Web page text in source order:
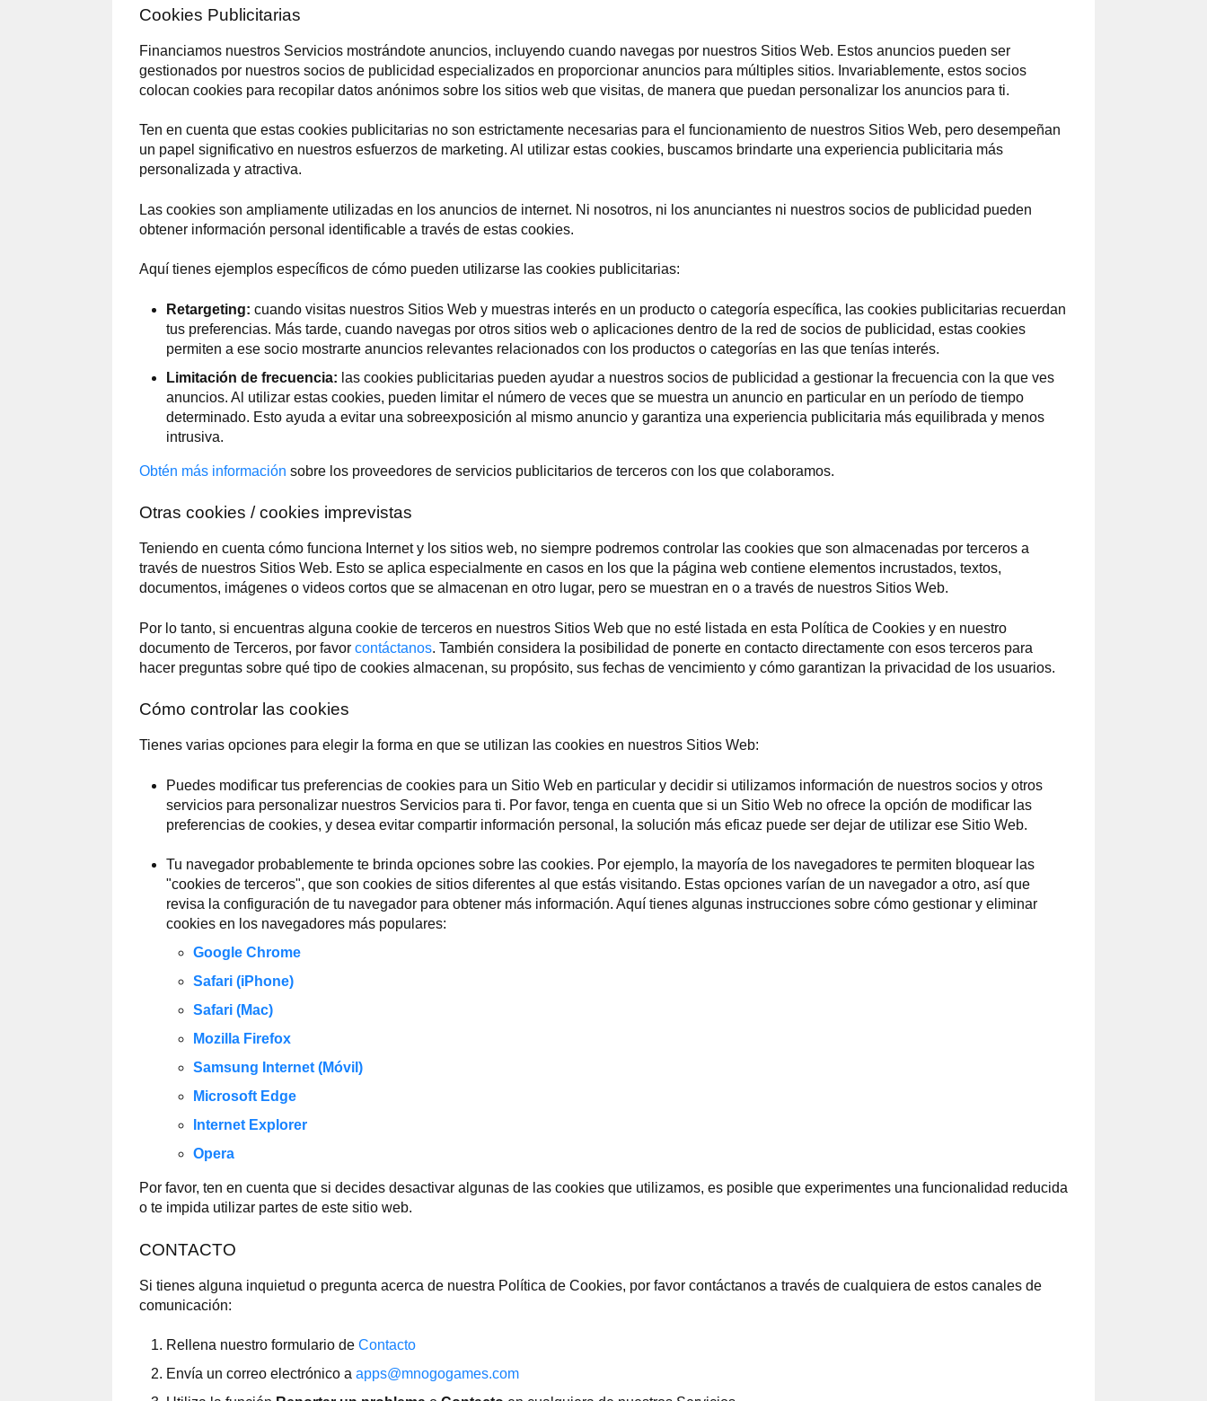
Cookies Publicitarias
Financiamos nuestros Servicios mostrándote anuncios, incluyendo cuando navegas por nuestros Sitios Web. Estos anuncios pueden ser
gestionados por nuestros socios de publicidad especializados en proporcionar anuncios para múltiples sitios. Invariablemente, estos socios
colocan cookies para recopilar datos anónimos sobre los sitios web que visitas, de manera que puedan personalizar los anuncios para ti.
Ten en cuenta que estas cookies publicitarias no son estrictamente necesarias para el funcionamiento de nuestros Sitios Web, pero desempeñan
un papel significativo en nuestros esfuerzos de marketing. Al utilizar estas cookies, buscamos brindarte una experiencia publicitaria más
personalizada y atractiva.
Las cookies son ampliamente utilizadas en los anuncios de internet. Ni nosotros, ni los anunciantes ni nuestros socios de publicidad pueden
obtener información personal identificable a través de estas cookies.
Aquí tienes ejemplos específicos de cómo pueden utilizarse las cookies publicitarias:
Retargeting: cuando visitas nuestros Sitios Web y muestras interés en un producto o categoría específica, las cookies publicitarias recuerdan
tus preferencias. Más tarde, cuando navegas por otros sitios web o aplicaciones dentro de la red de socios de publicidad, estas cookies
permiten a ese socio mostrarte anuncios relevantes relacionados con los productos o categorías en las que tenías interés.
Limitación de frecuencia: las cookies publicitarias pueden ayudar a nuestros socios de publicidad a gestionar la frecuencia con la que ves
anuncios. Al utilizar estas cookies, pueden limitar el número de veces que se muestra un anuncio en particular en un período de tiempo
determinado. Esto ayuda a evitar una sobreexposición al mismo anuncio y garantiza una experiencia publicitaria más equilibrada y menos
intrusiva.
Obtén más información sobre los proveedores de servicios publicitarios de terceros con los que colaboramos.
Otras cookies / cookies imprevistas
Teniendo en cuenta cómo funciona Internet y los sitios web, no siempre podremos controlar las cookies que son almacenadas por terceros a
través de nuestros Sitios Web. Esto se aplica especialmente en casos en los que la página web contiene elementos incrustados, textos,
documentos, imágenes o videos cortos que se almacenan en otro lugar, pero se muestran en o a través de nuestros Sitios Web.
Por lo tanto, si encuentras alguna cookie de terceros en nuestros Sitios Web que no esté listada en esta Política de Cookies y en nuestro
documento de Terceros, por favor contáctanos. También considera la posibilidad de ponerte en contacto directamente con esos terceros para
hacer preguntas sobre qué tipo de cookies almacenan, su propósito, sus fechas de vencimiento y cómo garantizan la privacidad de los usuarios.
Cómo controlar las cookies
Tienes varias opciones para elegir la forma en que se utilizan las cookies en nuestros Sitios Web:
Puedes modificar tus preferencias de cookies para un Sitio Web en particular y decidir si utilizamos información de nuestros socios y otros
servicios para personalizar nuestros Servicios para ti. Por favor, tenga en cuenta que si un Sitio Web no ofrece la opción de modificar las
preferencias de cookies, y desea evitar compartir información personal, la solución más eficaz puede ser dejar de utilizar ese Sitio Web.
Tu navegador probablemente te brinda opciones sobre las cookies. Por ejemplo, la mayoría de los navegadores te permiten bloquear las
"cookies de terceros", que son cookies de sitios diferentes al que estás visitando. Estas opciones varían de un navegador a otro, así que
revisa la configuración de tu navegador para obtener más información. Aquí tienes algunas instrucciones sobre cómo gestionar y eliminar
cookies en los navegadores más populares:
Google Chrome
Safari (iPhone)
Safari (Mac)
Mozilla Firefox
Samsung Internet (Móvil)
Microsoft Edge
Internet Explorer
Opera
Por favor, ten en cuenta que si decides desactivar algunas de las cookies que utilizamos, es posible que experimentes una funcionalidad reducida
o te impida utilizar partes de este sitio web.
CONTACTO
Si tienes alguna inquietud o pregunta acerca de nuestra Política de Cookies, por favor contáctanos a través de cualquiera de estos canales de
comunicación:
Rellena nuestro formulario de Contacto
Envía un correo electrónico a apps@mnogogames.com